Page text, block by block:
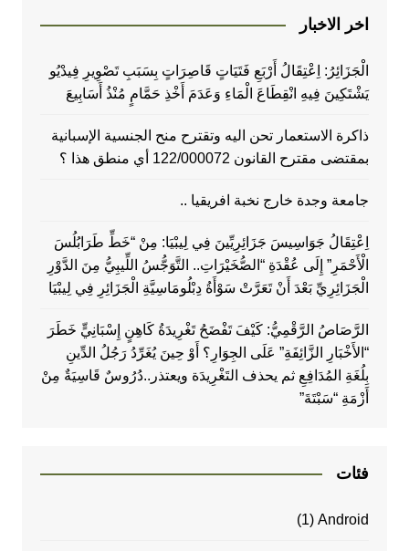
اخر الاخبار
الْجَزَائِرُ: اِعْتِقَالُ أَرْبَعِ فَتَيَاتٍ قَاصِرَاتٍ بِسَبَبِ تَصْوِيرِ فِيدْيُو
يَشْتَكِينَ فِيهِ انْقِطَاعَ الْمَاءِ وَعَدَمَ أَخْذِ حَمَّامٍ مُنْذُ أَسَابِيعَ
ذاكرة الاستعمار تحن اليه وتقترح منح الجنسية الإسبانية
بمقتضى مقترح القانون 122/000072 أي منطق هذا ؟
جامعة وجدة خارج نخبة افريقيا ..
اِعْتِقَالُ جَوَاسِيسَ جَزَائِرِيِّينَ فِي لِيبْيَا: مِنْ “خَطِّ طَرَابُلُسَ
الْأَحْمَرِ” إِلَى عُقْدَةِ “الصُّخَيْرَاتِ.. التَّوَجُّسُ اللِّيبِيُّ مِنَ الدَّوْرِ
الْجَزَائِرِيِّ بَعْدَ أَنْ تَعَرَّتْ سَوْأَةُ دِبْلُومَاسِيَّةِ الْجَزَائِرِ فِي لِيبْيَا
الرَّصَاصُ الرَّقْمِيُّ: كَيْفَ تَفْضَحُ تَغْرِيدَةُ كَاهِنٍ إِسْبَانِيٍّ خَطَرَ
“الأَخْبَارِ الزَّائِفَةِ” عَلَى الجِوَارِ؟ أَوْ حِينَ يُغَرِّدُ رَجُلُ الدِّينِ
بِلُغَةِ المُدَافِعِ ثم يحذف التَغْرِيدَة ويعتذر..دُرُوسٌ قَاسِيَةٌ مِنْ
أَزْمَةِ “سَبْتَةَ”
فئات
Android
(1)